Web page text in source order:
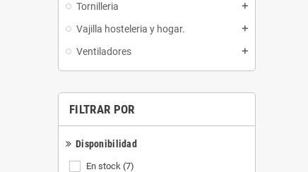
Tornilleria add
Vajilla hosteleria y hogar. add
Ventiladores add
FILTRAR POR
Disponibilidad
En stock (7)